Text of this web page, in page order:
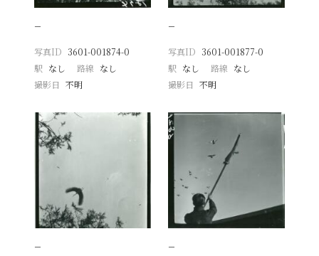
−
写真ID 3601-001874-0
駅 なし 路線 なし
撮影日
不明
−
写真ID 3601-001877-0
駅 なし 路線 なし
撮影日 不明
− −